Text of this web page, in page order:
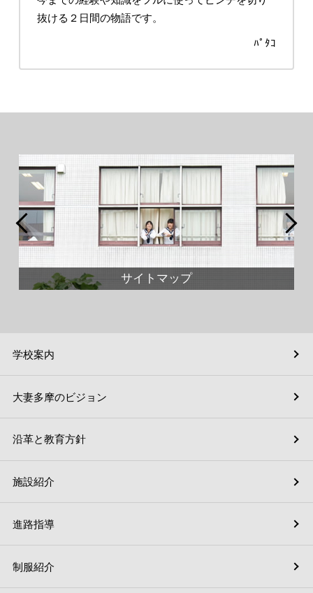
抜ける２日間の物語です。
ﾊﾟﾀｺ
サイトマップ
学校案内
施設紹介
大妻多摩のビジョン
進路指導
沿革と教育方針
制服紹介